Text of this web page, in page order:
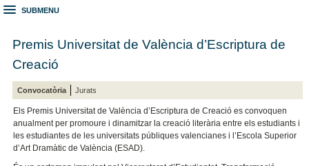
SUBMENU
Premis Universitat de València d’Escriptura de
Creació
Convocatòria Jurats
Els Premis Universitat de València d’Escriptura de Creació es convoquen
anualment per promoure i dinamitzar la creació literària entre els estudiants i
les estudiantes de les universitats públiques valencianes i l’Escola Superior
d’Art Dramàtic de València (ESAD).